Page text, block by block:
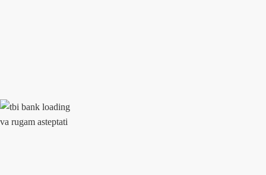
va rugam asteptati